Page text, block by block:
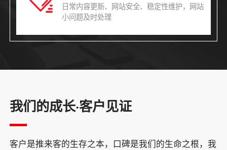
日常内容更新、网站安全、稳定性维护，网站
小问题及时处理
我们的成长·客户见证
客户是推来客的生存之本，口碑是我们的生命之根，我